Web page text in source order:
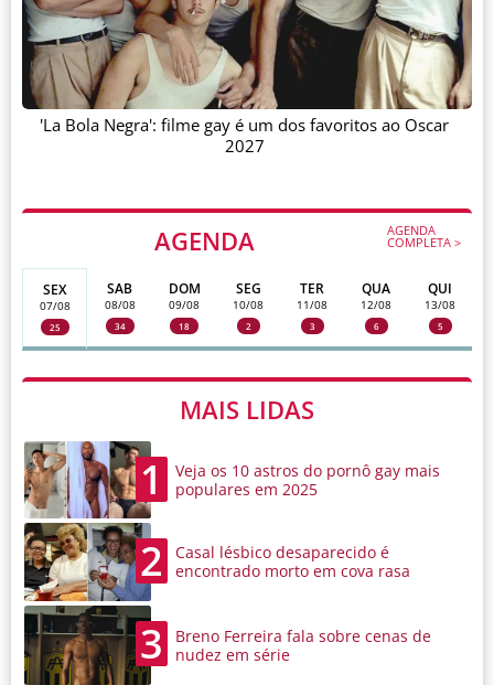
AGENDA AGENDA
COMPLETA >
SEX
07/08
25
SAB
08/08
34
DOM
09/08
18
SEG
10/08
2
TER
11/08
3
QUA
12/08
6
QUI
13/08
5
MAIS LIDAS
1
Veja os 10 astros do pornô gay mais
populares em 2025
2
Casal lésbico desaparecido é
encontrado morto em cova rasa
3
Breno Ferreira fala sobre cenas de
nudez em série
'La Bola Negra': filme gay é um dos favoritos ao Oscar
2027